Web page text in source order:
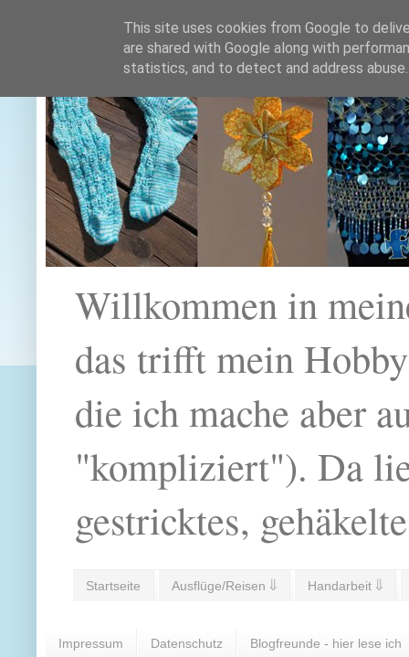
Willkommen in
das trifft mein
die ich mache aber
"kompliziert"). Da
gestricktes,
Startseite Ausflüge/Reisen ⇓ Handarbeit ⇓
Impressum Datenschutz Blogfreunde - hier lese ich
This site uses cookies from Google to
are shared with Google along with
statistics, and to detect and address abuse.